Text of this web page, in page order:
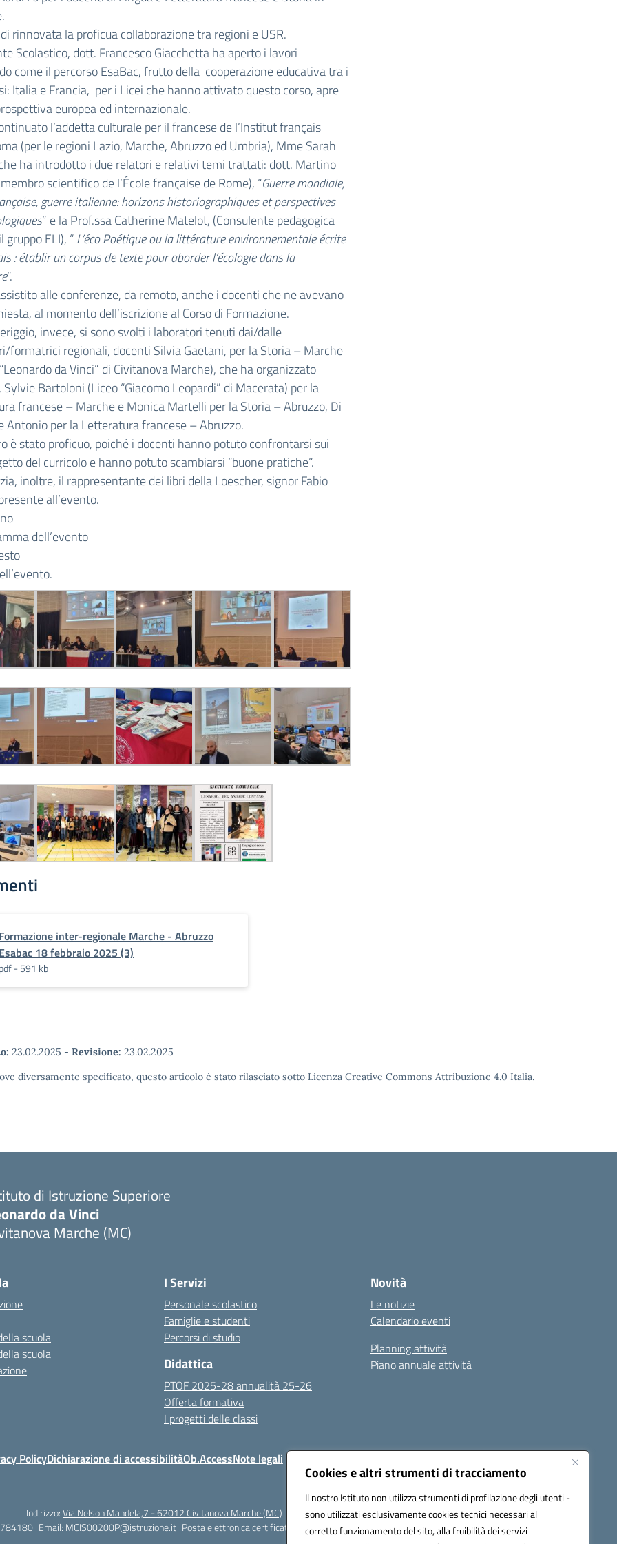
Cookies e altri strumenti di tracciamento
Il nostro Istituto non utilizza strumenti di profilazione degli utenti -
sono utilizzati esclusivamente cookies tecnici necessari al
corretto funzionamento del sito, alla fruibilità dei servizi
rinnovata la proficua collaborazione tra regioni e USR.
Scolastico, dott. Francesco Giacchetta ha aperto i lavori
come il percorso EsaBac, frutto della cooperazione educativa tra i
Italia e Francia, per i Licei che hanno attivato questo corso, apre
europea ed internazionale.
l’addetta culturale per il francese de l’Institut français
(per le regioni Lazio, Marche, Abruzzo ed Umbria), Mme Sarah
ha introdotto i due relatori e relativi temi trattati: dott. Martino
scientifico de l’École française de Rome), “Guerre mondiale,
guerre italienne: horizons historiographiques et perspectives
” e la Prof.ssa Catherine Matelot, (Consulente pedagogica
gruppo ELI), “L’éco Poétique ou la littérature environnementale écrite
: établir un corpus de texte pour aborder l’écologie dans la
”.
alle conferenze, da remoto, anche i docenti che ne avevano
al momento dell’iscrizione al Corso di Formazione.
invece, si sono svolti i laboratori tenuti dai/dalle
formatrici regionali, docenti Silvia Gaetani, per la Storia – Marche
da Vinci” di Civitanova Marche), che ha organizzato
Sylvie Bartoloni (Liceo “Giacomo Leopardi” di Macerata) per la
francese – Marche e Monica Martelli per la Storia – Abruzzo, Di
Antonio per la Letteratura francese – Abruzzo.
è stato proficuo, poiché i docenti hanno potuto confrontarsi sui
del curricolo e hanno potuto scambiarsi “buone pratiche”.
inoltre, il rappresentante dei libri della Loescher, signor Fabio
all’evento.
dell’evento
inter-regionale Marche - Abruzzo
18 febbraio 2025 (3)
- 591 kb
23.02.2025 - Revisione: 23.02.2025
diversamente specificato, questo articolo è stato rilasciato sotto Licenza Creative Commons Attribuzione 4.0 Italia.
di Istruzione Superiore
da Vinci
Marche (MC)
scuola
scuola
I Servizi
Personale scolastico
Famiglie e studenti
Percorsi di studio
Didattica
PTOF 2025-28 annualità 25-26
Offerta formativa
I progetti delle classi
Novità
Le notizie
Calendario eventi
Planning attività
Piano annuale attività
PolicyDichiarazione di accessibilitàOb.AccessNote legali Seguici su:
Indirizzo:Via Nelson Mandela,7 - 62012 Civitanova Marche (MC)
Email: MCIS00200P@istruzione.it Posta elettronica certificata (PEC):MCIS00200P@pec.istruzione.it